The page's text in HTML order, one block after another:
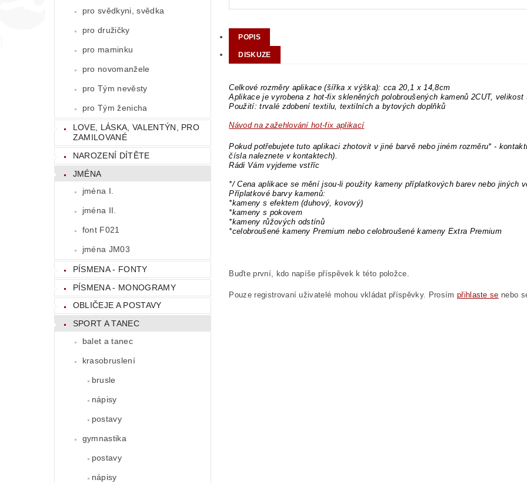
pro svědkyni, svědka
pro družičky
pro maminku
pro novomanžele
pro Tým nevěsty
pro Tým ženicha
LOVE, LÁSKA, VALENTÝN, PRO
ZAMILOVANÉ
NAROZENÍ DÍTĚTE
JMÉNA
jména I.
jména II.
font F021
jména JM03
PÍSMENA - FONTY
PÍSMENA - MONOGRAMY
OBLIČEJE A POSTAVY
SPORT A TANEC
balet a tanec
krasobruslení
brusle
nápisy
postavy
gymnastika
postavy
nápisy
POPIS
DISKUZE
Celkové rozměry aplikace (šířka x výška): cca 20,1 x 14,8cm
Aplikace je vyrobena z hot-fix skleněných polobroušených kamenů 2CUT, velikost
Použití: trvalé zdobení textilu, textilních a bytových doplňků
Návod na zažehlování hot-fix aplikací
Pokud potřebujete tuto aplikaci zhotovit v jiné barvě nebo jiném rozměru* -
čísla naleznete v kontaktech).
Rádi Vám vyjdeme vstříc
*/ Cena aplikace se mění jsou-li použity kameny příplatkových barev nebo jiných
Příplatkové barvy kamenů:
*kameny s efektem (duhový, kovový)
*kameny s pokovem
*kameny růžových odstínů
*celobroušené kameny Premium nebo celobroušené kameny Extra Premium
Buďte první, kdo napíše příspěvek k této položce.
Pouze registrovaní uživatelé mohou vkládat příspěvky. Prosím přihlaste se nebo